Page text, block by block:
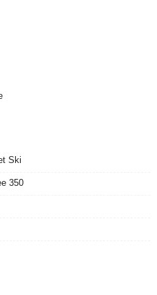
Ski
350